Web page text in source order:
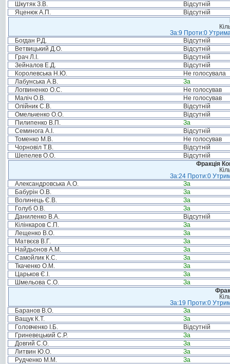
Шкутяк З.В.
Відсутній
Яценюк А.П.
Відсутній
За:9 Проти:0
Богдан Р.Д.
Відсутній
Ветвицький Д.О.
Відсутній
Грач Л.І.
Відсутній
Зейналов Е.Д.
Відсутній
Королевська Н.Ю.
Не голосувала
Лабунська А.В.
За
Логвиненко О.С.
Не голосував
Маліч О.В.
Не голосував
Олійник С.В.
Відсутній
Омельченко О.О.
Відсутній
Пилипенко В.П.
За
Семинога А.І.
Відсутній
Томенко М.В.
Не голосував
Чорновіл Т.В.
Відсутній
Шепелев О.О.
Відсутній
Фракція
За:24 Проти:0
Александровська А.О.
За
Бабурін О.В.
За
Волинець Є.В.
За
Голуб О.В.
За
Даниленко В.А.
Відсутній
Кілінкаров С.П.
За
Лещенко В.О.
За
Матвєєв В.Г.
За
Найдьонов А.М.
За
Самойлик К.С.
За
Ткаченко О.М.
За
Царьков Є.І.
За
Шмельова С.О.
За
За:19 Проти:0
Баранов В.О.
За
Ващук К.Т.
За
Головченко І.Б.
Відсутній
Гриневецький С.Р.
За
Довгий С.О.
За
Литвин Ю.О.
За
Рудченко М.М.
За